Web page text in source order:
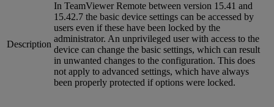
Description
In TeamViewer Remote between version 15.41 and
15.42.7 the basic device settings can be accessed by
users even if these have been locked by the
administrator. An unprivileged user with access to the
device can change the basic settings, which can result
in unwanted changes to the configuration. This does
not apply to advanced settings, which have always
been properly protected if options were locked.